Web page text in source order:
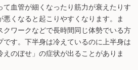
て血管が細くなったり筋力が衰えたりす
くなると起こりやすくなります。ま
クワークなどで長時間同じ体勢でいる方
です。下半身は冷えているのに上半身は
えのぼせ」の症状が出ることがありま